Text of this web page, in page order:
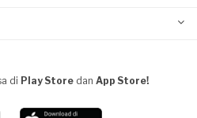
di Play Store dan App Store!